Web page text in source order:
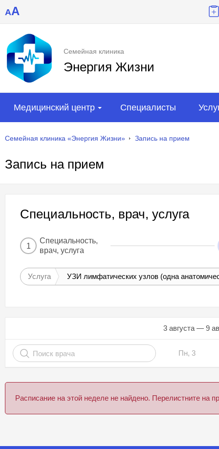
AA
Семейная клиника
Энергия Жизни
Медицинский центр Специалисты
Семейная клиника «Энергия Жизни» Запись на прием
Запись на прием
Специальность, врач, услуга
1
Специальность,
врач, услуга
Услуга УЗИ лимфатических узлов (одна
3 августа — 9
Пн, 3
Расписание на этой неделе не найдено. Перелистните